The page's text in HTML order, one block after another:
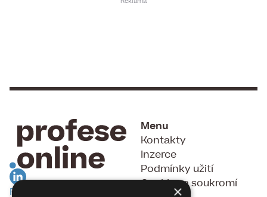
RSS Feed
Menu
Kontakty
Inzerce
Podmínky užití
Cookies a soukromí
×